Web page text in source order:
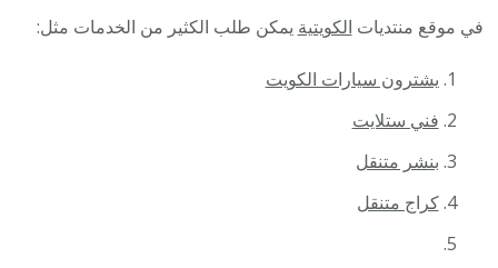
في موقع منتديات الكويتية يمكن طلب الكثير من الخدمات مثل:
يشترون سيارات الكويت
فني ستلايت
بنشر متنقل
كراج متنقل